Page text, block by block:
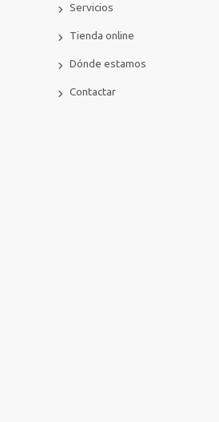
Servicios
Tienda online
Dónde estamos
Contactar